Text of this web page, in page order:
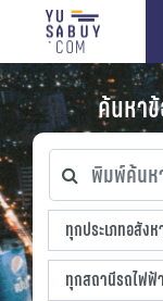
ค้นหา
พิมพ์ค้นหาจา
ทุกประเภทอสัง
ทุกประเภทอสังห
sproperty
ทุกทำเลที่ตั้ง
ทุกสถานีรถไฟฟ้
ทุกสถานีรถไฟฟ้า
ทุกช่วงราคา